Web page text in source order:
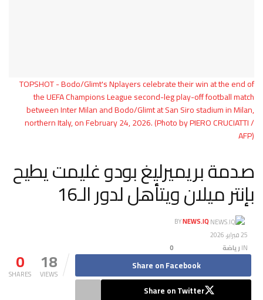
TOPSHOT - Bodo/Glimt's Nplayers celebrate their win at the end of
the UEFA Champions League second-leg play-off football match
between Inter Milan and Bodo/Glimt at San Siro stadium in Milan,
northern Italy, on February 24, 2026. (Photo by PIERO CRUCIATTI /
AFP)
صدمة بريميرليغ بودو غليمت يطيح
بإنتر ميلان ويتأهل لدور الـ16
BYNEWS.IQ
25 فبراير، 2026
IN رياضة 0
0
SHARES 18
VIEWS
Share on Facebook
Share on Twitter